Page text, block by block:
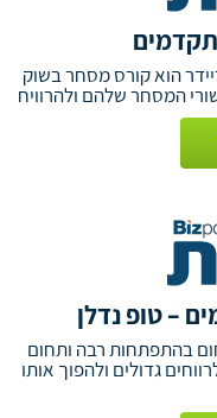
הוא קורס מסחר בשוק
המסחר שלהם ולהרוויח
– טופ נדלן
בהתפתחות רבה ותחום
גדולים ולהפוך אותו